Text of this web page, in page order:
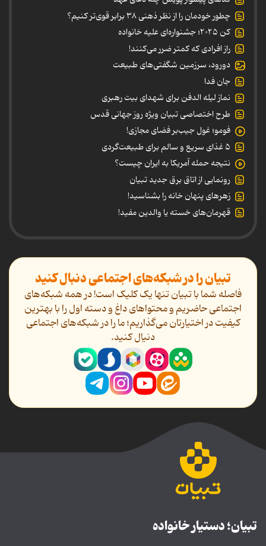
چطور خودمان را از نظر ذهنی ۳۸ برابر قوی‌تر کنیم؟
کن ۲۰۲۵؛ جشنواره‌ای علیه خانواده
راز افرادی که کمتر ضرر می‌کنند!
دورود، سرزمین شگفتی‌های طبیعت
جان فدا
نماز لیله الدفن برای شهدای بیت رهبری
طرح اختصاصی تبیان ویژه روز جهانی قدس
فومو؛ غول جیب‌بر فضای مجازی!
۵ غذای سریع و سالم برای طبیعت‌گردی
نتیجه حمله آمریکا به ایران چیست؟
رونمایی از اتاق برق جدید تبیان
زهرهای پنهان خانه را بشناسید!
قهرمان‌های خسته یا والدین مفید!
تبیان را در شبکه‌های اجتماعی دنبال کنید
فاصله شما با تبیان تنها یک کلیک است! در همه شبکه‌های
اجتماعی حاضریم و محتواهای داغ و دسته اول را با بهترین
کیفیت در اختیارتان می‌گذاریم؛ ما را در شبکه‌های اجتماعی
دنیال کنید.
تبیان؛ دستیار خانواده